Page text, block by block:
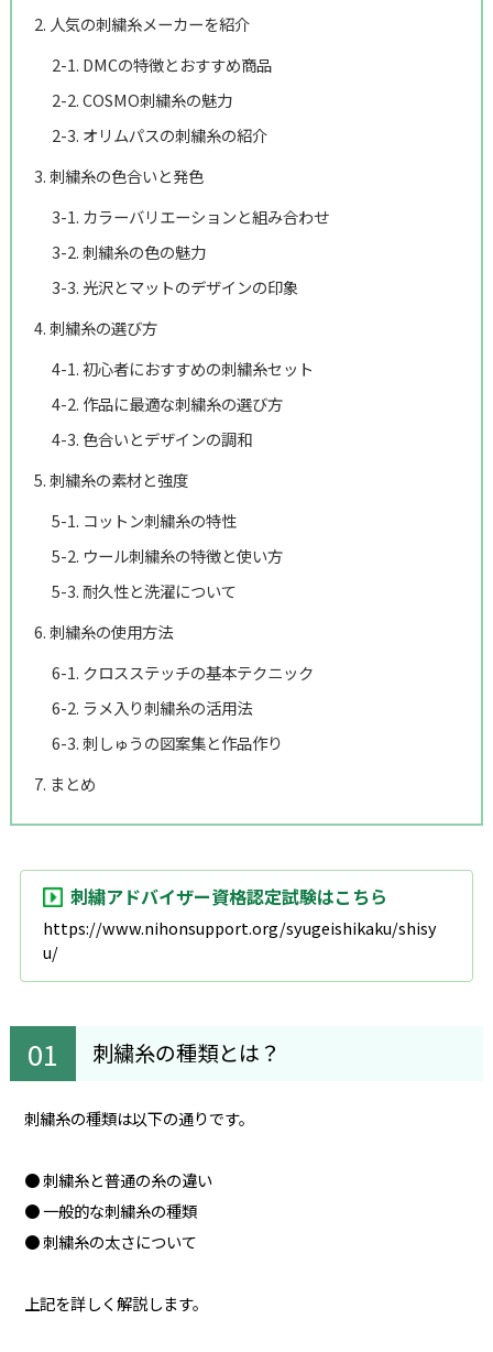
2. 人気の刺繍糸メーカーを紹介
2-1. DMCの特徴とおすすめ商品
2-2. COSMO刺繍糸の魅力
2-3. オリムパスの刺繍糸の紹介
3. 刺繍糸の色合いと発色
3-1. カラーバリエーションと組み合わせ
3-2. 刺繍糸の色の魅力
3-3. 光沢とマットのデザインの印象
4. 刺繍糸の選び方
4-1. 初心者におすすめの刺繍糸セット
4-2. 作品に最適な刺繍糸の選び方
4-3. 色合いとデザインの調和
5. 刺繍糸の素材と強度
5-1. コットン刺繍糸の特性
5-2. ウール刺繍糸の特徴と使い方
5-3. 耐久性と洗濯について
6. 刺繍糸の使用方法
6-1. クロスステッチの基本テクニック
6-2. ラメ入り刺繍糸の活用法
6-3. 刺しゅうの図案集と作品作り
7. まとめ
刺繍アドバイザー資格認定試験はこちら
https://www.nihonsupport.org/syugeishikaku/shisy
u/
刺繍糸の種類とは？
刺繍糸の種類は以下の通りです。
● 刺繍糸と普通の糸の違い
● 一般的な刺繍糸の種類
● 刺繍糸の太さについて
上記を詳しく解説します。